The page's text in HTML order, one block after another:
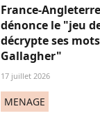
France-
dénonce le "jeu
décrypte ses
Gallagher"
17 juillet 2026
MENAGE